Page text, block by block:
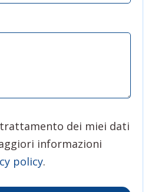
dei miei dati
informazioni
policy.